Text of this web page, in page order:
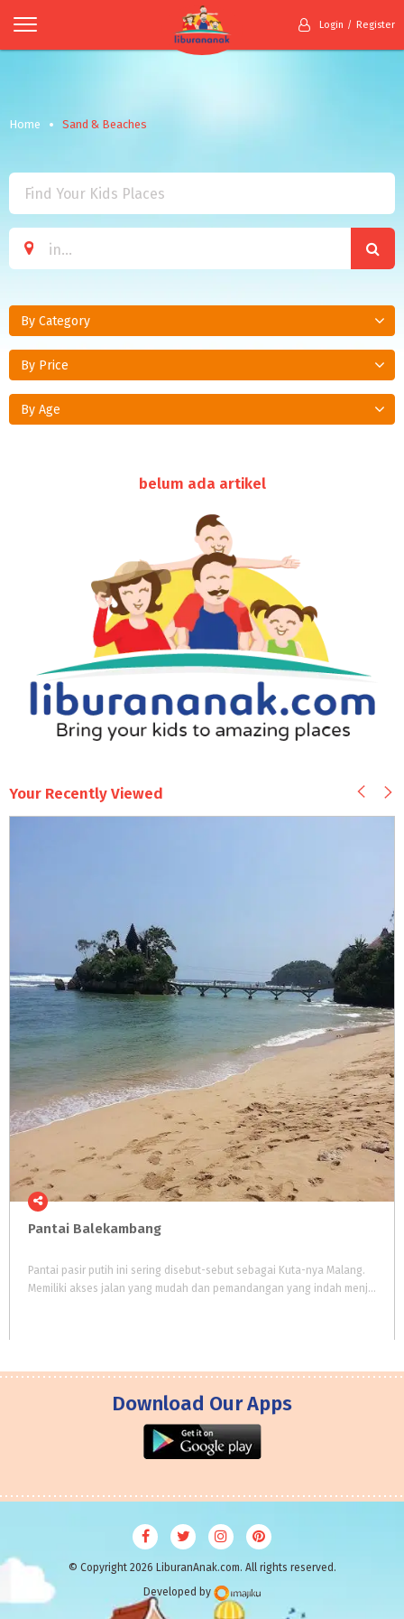
Login Register
Home Sand & Beaches
By Category
By Price
By Age
belum ada artikel
Your Recently Viewed
Pantai Balekambang
Pantai pasir putih ini sering disebut-sebut sebagai Kuta-nya Malang.
Memiliki akses jalan yang mudah dan pemandangan yang indah menjadi alasan utama pengunjung. Tidak hanya wisata pantai, tetapi terdapat wisata religi, wisata budaya, wisata kuliner, dll
Download Our Apps
© Copyright 2026 LiburanAnak.com. All rights reserved.
Developed by